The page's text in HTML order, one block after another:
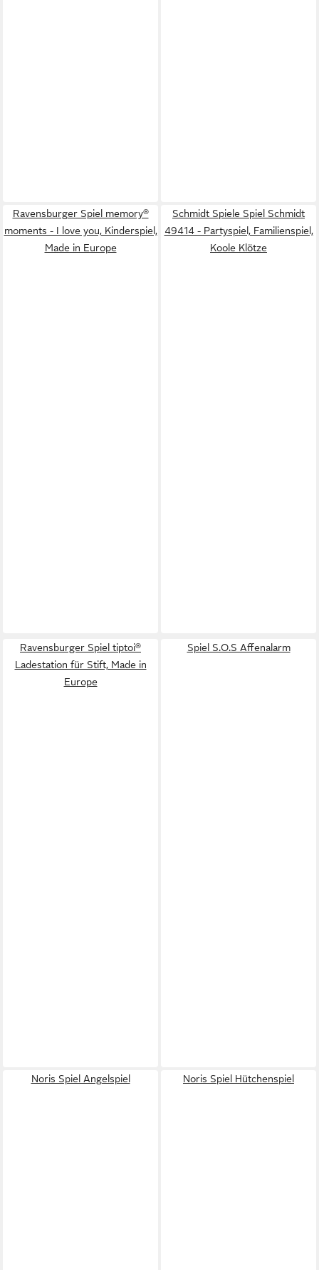
Ravensburger Spiel memory®
moments - I love you, Kinderspiel,
Made in Europe
Schmidt Spiele Spiel Schmidt
49414 - Partyspiel, Familienspiel,
Koole Klötze
Ravensburger Spiel tiptoi®
Ladestation für Stift, Made in
Europe
Spiel S.O.S Affenalarm
Noris Spiel Angelspiel Noris Spiel Hütchenspiel